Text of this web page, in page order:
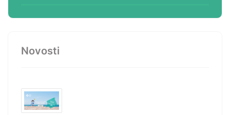
Novosti